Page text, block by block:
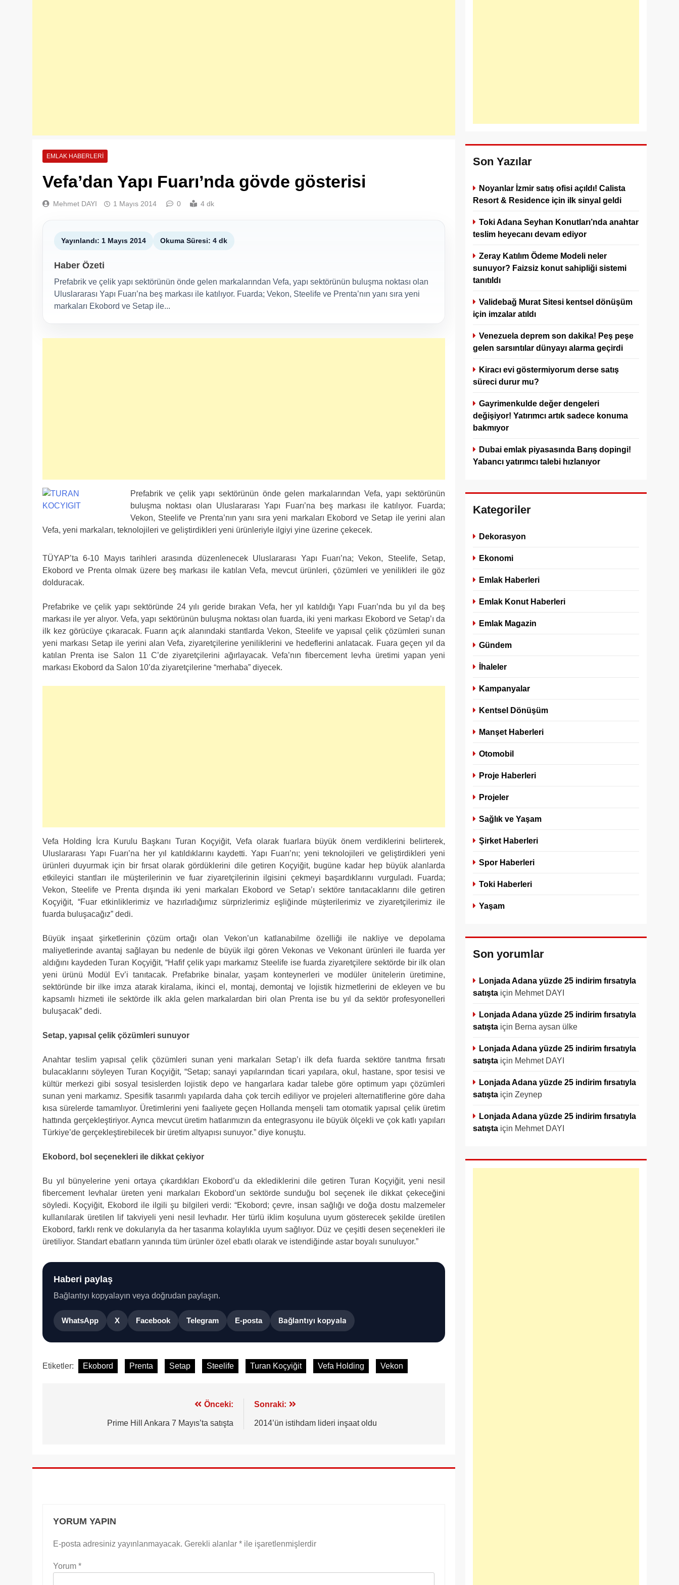
EMLAK HABERLERI
Vefa’dan Yapı Fuarı’nda gövde gösterisi
Mehmet DAYI 1 Mayıs 2014 0 4 dk
Yayınlandı: 1 Mayıs 2014 Okuma Süresi: 4 dk
Haber Özeti
Prefabrik ve çelik yapı sektörünün önde gelen markalarından Vefa, yapı sektörünün buluşma noktası olan
Uluslararası Yapı Fuarı’na beş markası ile katılıyor. Fuarda; Vekon, Steelife ve Prenta’nın yanı sıra yeni
markaları Ekobord ve Setap ile...
Prefabrik ve çelik yapı sektörünün önde gelen markalarından Vefa, yapı sektörünün
buluşma noktası olan Uluslararası Yapı Fuarı’na beş markası ile katılıyor. Fuarda;
Vekon, Steelife ve Prenta’nın yanı sıra yeni markaları Ekobord ve Setap ile yerini alan
Vefa, yeni markaları, teknolojileri ve geliştirdikleri yeni ürünleriyle ilgiyi yine üzerine çekecek.
TÜYAP’ta 6-10 Mayıs tarihleri arasında düzenlenecek Uluslararası Yapı Fuarı’na; Vekon, Steelife, Setap,
Ekobord ve Prenta olmak üzere beş markası ile katılan Vefa, mevcut ürünleri, çözümleri ve yenilikleri ile göz
dolduracak.
Prefabrike ve çelik yapı sektöründe 24 yılı geride bırakan Vefa, her yıl katıldığı Yapı Fuarı’nda bu yıl da beş
markası ile yer alıyor. Vefa, yapı sektörünün buluşma noktası olan fuarda, iki yeni markası Ekobord ve Setap’ı da
ilk kez görücüye çıkaracak. Fuarın açık alanındaki stantlarda Vekon, Steelife ve yapısal çelik çözümleri sunan
yeni markası Setap ile yerini alan Vefa, ziyaretçilerine yeniliklerini ve hedeflerini anlatacak. Fuara geçen yıl da
katılan Prenta ise Salon 11 C’de ziyaretçilerini ağırlayacak. Vefa’nın fibercement levha üretimi yapan yeni
markası Ekobord da Salon 10’da ziyaretçilerine “merhaba” diyecek.
Vefa Holding İcra Kurulu Başkanı Turan Koçyiğit, Vefa olarak fuarlara büyük önem verdiklerini belirterek,
Uluslararası Yapı Fuarı’na her yıl katıldıklarını kaydetti. Yapı Fuarı’nı; yeni teknolojileri ve geliştirdikleri yeni
ürünleri duyurmak için bir fırsat olarak gördüklerini dile getiren Koçyiğit, bugüne kadar hep büyük alanlarda
etkileyici stantları ile müşterilerinin ve fuar ziyaretçilerinin ilgisini çekmeyi başardıklarını vurguladı. Fuarda;
Vekon, Steelife ve Prenta dışında iki yeni markaları Ekobord ve Setap’ı sektöre tanıtacaklarını dile getiren
Koçyiğit, “Fuar etkinliklerimiz ve hazırladığımız sürprizlerimiz eşliğinde müşterilerimiz ve ziyaretçilerimiz ile
fuarda buluşacağız” dedi.
Büyük inşaat şirketlerinin çözüm ortağı olan Vekon’un katlanabilme özelliği ile nakliye ve depolama
maliyetlerinde avantaj sağlayan bu nedenle de büyük ilgi gören Vekonas ve Vekonant ürünleri ile fuarda yer
aldığını kaydeden Turan Koçyiğit, “Hafif çelik yapı markamız Steelife ise fuarda ziyaretçilere sektörde bir ilk olan
yeni ürünü Modül Ev’i tanıtacak. Prefabrike binalar, yaşam konteynerleri ve modüler ünitelerin üretimine,
sektöründe bir ilke imza atarak kiralama, ikinci el, montaj, demontaj ve lojistik hizmetlerini de ekleyen ve bu
kapsamlı hizmeti ile sektörde ilk akla gelen markalardan biri olan Prenta ise bu yıl da sektör profesyonelleri
buluşacak” dedi.
Setap, yapısal çelik çözümleri sunuyor
Anahtar teslim yapısal çelik çözümleri sunan yeni markaları Setap’ı ilk defa fuarda sektöre tanıtma fırsatı
bulacaklarını söyleyen Turan Koçyiğit, “Setap; sanayi yapılarından ticari yapılara, okul, hastane, spor tesisi ve
kültür merkezi gibi sosyal tesislerden lojistik depo ve hangarlara kadar talebe göre optimum yapı çözümleri
sunan yeni markamız. Spesifik tasarımlı yapılarda daha çok tercih ediliyor ve projeleri alternatiflerine göre daha
kısa sürelerde tamamlıyor. Üretimlerini yeni faaliyete geçen Hollanda menşeli tam otomatik yapısal çelik üretim
hattında gerçekleştiriyor. Ayrıca mevcut üretim hatlarımızın da entegrasyonu ile büyük ölçekli ve çok katlı yapıları
Türkiye’de gerçekleştirebilecek bir üretim altyapısı sunuyor.” diye konuştu.
Ekobord, bol seçenekleri ile dikkat çekiyor
Bu yıl bünyelerine yeni ortaya çıkardıkları Ekobord’u da eklediklerini dile getiren Turan Koçyiğit, yeni nesil
fibercement levhalar üreten yeni markaları Ekobord’un sektörde sunduğu bol seçenek ile dikkat çekeceğini
söyledi. Koçyiğit, Ekobord ile ilgili şu bilgileri verdi: “Ekobord; çevre, insan sağlığı ve doğa dostu malzemeler
kullanılarak üretilen lif takviyeli yeni nesil levhadır. Her türlü iklim koşuluna uyum gösterecek şekilde üretilen
Ekobord, farklı renk ve dokularıyla da her tasarıma kolaylıkla uyum sağlıyor. Düz ve çeşitli desen seçenekleri ile
üretiliyor. Standart ebatların yanında tüm ürünler özel ebatlı olarak ve istendiğinde astar boyalı sunuluyor.”
Haberi paylaş
Bağlantıyı kopyalayın veya doğrudan paylaşın.
WhatsApp X Facebook Telegram E-posta Bağlantıyı kopyala
Etiketler: Ekobord Prenta Setap Steelife Turan Koçyiğit Vefa Holding Vekon
gezinmesi
Önceki:
Prime Hill Ankara 7 Mayıs’ta satışta
Sonraki:
2014’ün istihdam lideri inşaat oldu
YORUM YAPIN
E-posta adresiniz yayınlanmayacak. Gerekli alanlar * ile işaretlenmişlerdir
Yorum *
Son Yazılar
Noyanlar İzmir satış ofisi açıldı! Calista
Resort & Residence için ilk sinyal geldi
Toki Adana Seyhan Konutları’nda anahtar
teslim heyecanı devam ediyor
Zeray Katılım Ödeme Modeli neler
sunuyor? Faizsiz konut sahipliği sistemi
tanıtıldı
Validebağ Murat Sitesi kentsel dönüşüm
için imzalar atıldı
Venezuela deprem son dakika! Peş peşe
gelen sarsıntılar dünyayı alarma geçirdi
Kiracı evi göstermiyorum derse satış
süreci durur mu?
Gayrimenkulde değer dengeleri
değişiyor! Yatırımcı artık sadece konuma
bakmıyor
Dubai emlak piyasasında Barış dopingi!
Yabancı yatırımcı talebi hızlanıyor
Kategoriler
Dekorasyon
Ekonomi
Emlak Haberleri
Emlak Konut Haberleri
Emlak Magazin
Gündem
İhaleler
Kampanyalar
Kentsel Dönüşüm
Manşet Haberleri
Otomobil
Proje Haberleri
Projeler
Sağlık ve Yaşam
Şirket Haberleri
Spor Haberleri
Toki Haberleri
Yaşam
Son yorumlar
Lonjada Adana yüzde 25 indirim fırsatıyla
satışta için Mehmet DAYI
Lonjada Adana yüzde 25 indirim fırsatıyla
satışta için Berna aysan ülke
Lonjada Adana yüzde 25 indirim fırsatıyla
satışta için Mehmet DAYI
Lonjada Adana yüzde 25 indirim fırsatıyla
satışta için Zeynep
Lonjada Adana yüzde 25 indirim fırsatıyla
satışta için Mehmet DAYI